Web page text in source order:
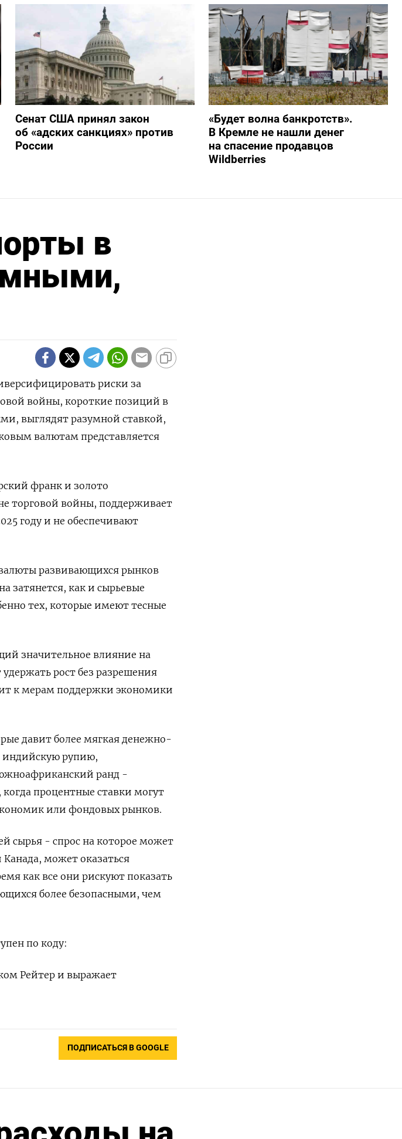
Сенат США принял закон
об «адских санкциях» против
России
«Будет волна банкротств».
В Кремле не нашли денег
на спасение продавцов
Wildberries
в
риски за
войны, короткие позиций в
выглядят разумной ставкой,
валютам представляется
франк и золото
торговой войны, поддерживает
году и не обеспечивают
развивающихся рынков
затянется, как и сырьевые
тех, которые имеют тесные
значительное влияние на
рост без разрешения
к мерам поддержки экономики
давит более мягкая денежно-
индийскую рупию,
ранд -
процентные ставки могут
или фондовых рынков.
сырья - спрос на которое может
может оказаться
как все они рискуют показать
более безопасными, чем
по коду:
Рейтер и выражает
ПОДПИСАТЬСЯ В GOOGLE